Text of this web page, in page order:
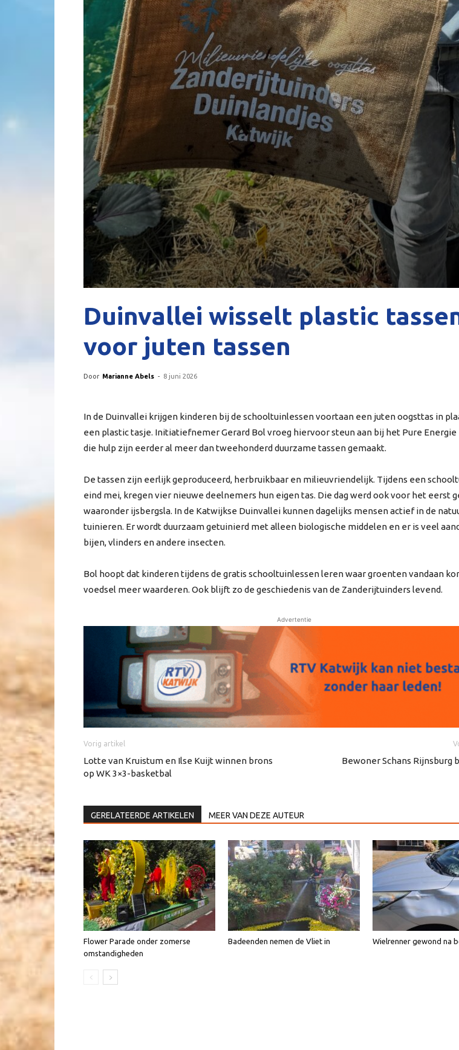
Duinvallei wisselt plastic
voor juten tassen
Door Marianne Abels - 8 juni 2026
In de Duinvallei krijgen kinderen bij de schooltuinlessen voortaan een juten oogsttas in
een plastic tasje. Initiatiefnemer Gerard Bol vroeg hiervoor steun aan bij het Pure Energie
die hulp zijn eerder al meer dan tweehonderd duurzame tassen gemaakt.
De tassen zijn eerlijk geproduceerd, herbruikbaar en milieuvriendelijk. Tijdens een
eind mei, kregen vier nieuwe deelnemers hun eigen tas. Die dag werd ook voor het eerst
waaronder ijsbergsla. In de Katwijkse Duinvallei kunnen dagelijks mensen actief in de
tuinieren. Er wordt duurzaam getuinierd met alleen biologische middelen en er is veel
bijen, vlinders en andere insecten.
Bol hoopt dat kinderen tijdens de gratis schooltuinlessen leren waar groenten vandaan
voedsel meer waarderen. Ook blijft zo de geschiedenis van de Zanderijtuinders levend.
Advertentie
Vorig artikel
Lotte van Kruistum en Ilse Kuijt winnen brons
op WK 3×3-basketbal
Bewoner Schans Rijnsburg
GERELATEERDE ARTIKELEN MEER VAN DEZE AUTEUR
Flower Parade onder zomerse
omstandigheden
Badeenden nemen de Vliet in Wielrenner gewond na